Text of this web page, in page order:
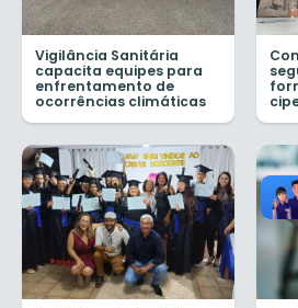
Vigilância Sanitária
capacita equipes para
enfrentamento de
ocorrências climáticas